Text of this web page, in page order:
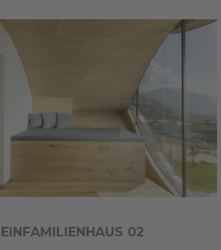
EINFAMILIENHAUS 02